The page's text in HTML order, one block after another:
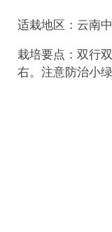
适栽地区：云南
栽培要点：双行
右。注意防治小